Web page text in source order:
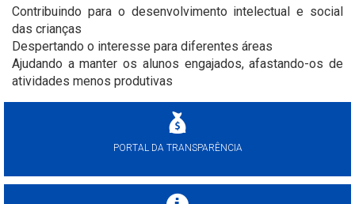
Contribuindo para o desenvolvimento intelectual e social
das crianças
Despertando o interesse para diferentes áreas
Ajudando a manter os alunos engajados, afastando-os de
atividades menos produtivas
PORTAL DA TRANSPARÊNCIA